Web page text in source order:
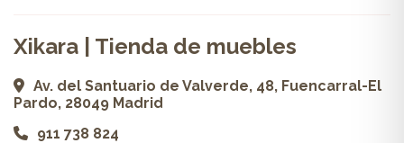
Xikara | Tienda de muebles
Av. del Santuario de Valverde, 48, Fuencarral-El
Pardo, 28049 Madrid
911 738 824